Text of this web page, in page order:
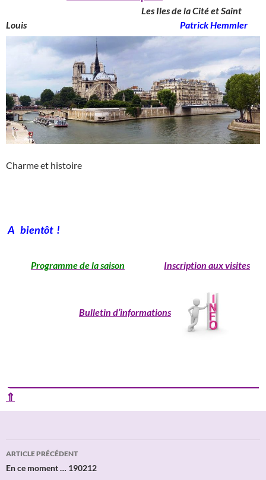
Les Iles de la Cité et Saint
Louis
Patrick Hemmler
Charme et histoire
A bientôt !
Programme de la saison Inscription aux visites
Bulletin d’informations
⇑
Navigation
des
ARTICLE PRÉCÉDENT
En ce moment … 190212